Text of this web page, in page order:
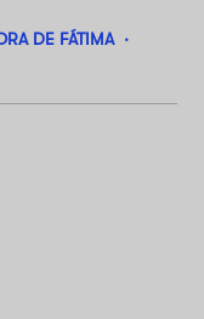
DE FÁTIMA